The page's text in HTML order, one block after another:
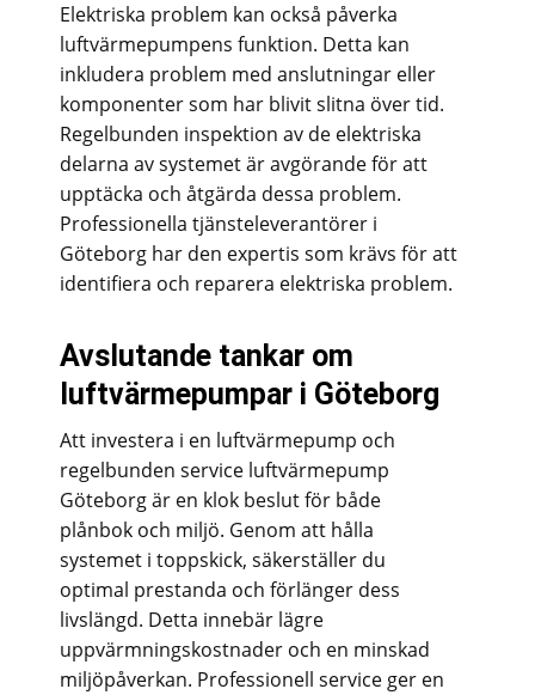
Elektriska problem kan också påverka
luftvärmepumpens funktion. Detta kan
inkludera problem med anslutningar eller
komponenter som har blivit slitna över tid.
Regelbunden inspektion av de elektriska
delarna av systemet är avgörande för att
upptäcka och åtgärda dessa problem.
Professionella tjänsteleverantörer i
Göteborg har den expertis som krävs för att
identifiera och reparera elektriska problem.
Avslutande tankar om
luftvärmepumpar i Göteborg
Att investera i en luftvärmepump och
regelbunden service luftvärmepump
Göteborg är en klok beslut för både
plånbok och miljö. Genom att hålla
systemet i toppskick, säkerställer du
optimal prestanda och förlänger dess
livslängd. Detta innebär lägre
uppvärmningskostnader och en minskad
miljöpåverkan. Professionell service ger en